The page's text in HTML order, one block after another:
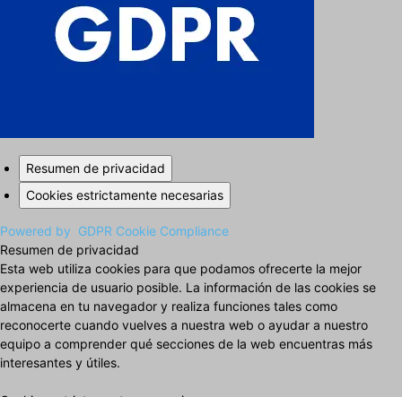
Resumen de privacidad
Cookies estrictamente necesarias
Powered by GDPR Cookie Compliance
Resumen de privacidad
Esta web utiliza cookies para que podamos ofrecerte la mejor
experiencia de usuario posible. La información de las cookies se
almacena en tu navegador y realiza funciones tales como
reconocerte cuando vuelves a nuestra web o ayudar a nuestro
equipo a comprender qué secciones de la web encuentras más
interesantes y útiles.